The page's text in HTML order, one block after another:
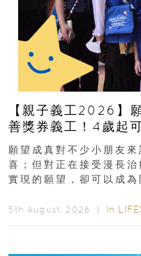
【親子義工2026】
善獎券義工！4歲起
新界
願望成真對不少小朋友
喜；但對正在接受漫長
實現的願望，卻可以成
5th August, 2026 ｜ In